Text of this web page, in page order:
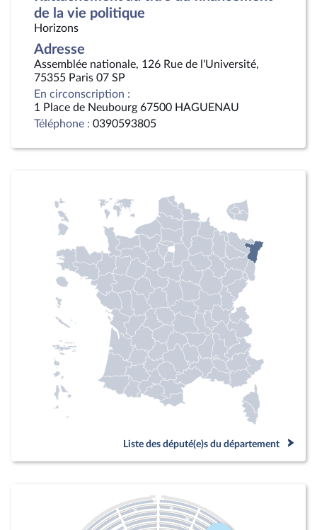
de la vie politique
Horizons
Adresse
Assemblée nationale, 126 Rue de l'Université,
75355 Paris 07 SP
En circonscription :
1 Place de Neubourg 67500 HAGUENAU
Téléphone : 0390593805
Liste des député(e)s du département